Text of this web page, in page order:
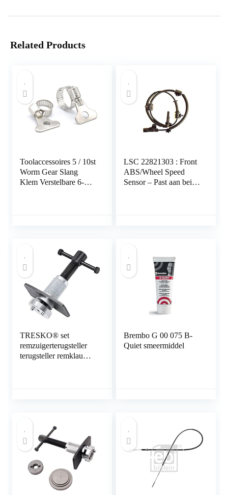
Related Products
Toolaccessoires 5 / 10st
Worm Gear Slang
Klem Verstelbare 6-
LSC 22821303 : Front
ABS/Wheel Speed
Sensor – Past aan beide
TRESKO® set
remzuigerterugsteller
terugsteller remklauw
personenauto,
universeel
Brembo G 00 075 B-
Quiet smeermiddel